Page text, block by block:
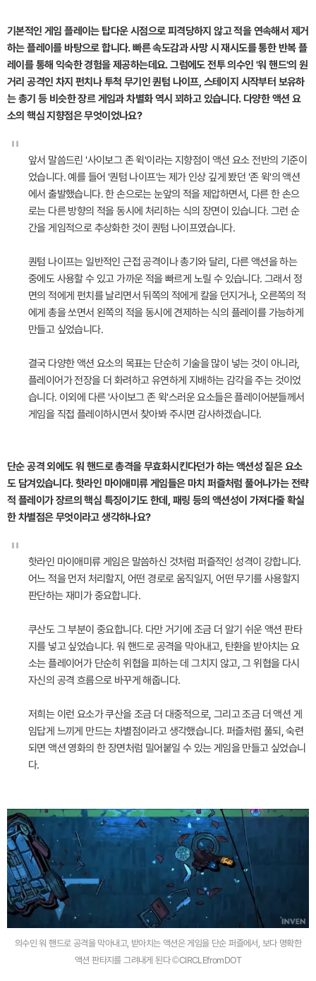
기본적인 게임 플레이는 탑다운 시점으로 피격당하지 않고 적을 연속해서 제거
하는 플레이를 바탕으로 합니다. 빠른 속도감과 사망 시 재시도를 통한 반복 플
레이를 통해 익숙한 경험을 제공하는데요. 그럼에도 전투 의수인 '워 핸드'의 원
거리 공격인 차지 펀치나 투척 무기인 퀀텀 나이프, 스테이지 시작부터 보유하
는 총기 등 비슷한 장르 게임과 차별화 역시 꾀하고 있습니다. 다양한 액션 요
소의 핵심 지향점은 무엇이었나요?
"
앞서 말씀드린 '사이보그 존 윅'이라는 지향점이 액션 요소 전반의 기준이
었습니다. 예를 들어 '퀀텀 나이프'는 제가 인상 깊게 봤던 '존 윅'의 액션
에서 출발했습니다. 한 손으로는 눈앞의 적을 제압하면서, 다른 한 손으
로는 다른 방향의 적을 동시에 처리하는 식의 장면이 있습니다. 그런 순
간을 게임적으로 추상화한 것이 퀀텀 나이프였습니다.
퀀텀 나이프는 일반적인 근접 공격이나 총기와 달리, 다른 액션을 하는
중에도 사용할 수 있고 가까운 적을 빠르게 노릴 수 있습니다. 그래서 정
면의 적에게 펀치를 날리면서 뒤쪽의 적에게 칼을 던지거나, 오른쪽의 적
에게 총을 쏘면서 왼쪽의 적을 동시에 견제하는 식의 플레이를 가능하게
만들고 싶었습니다.
결국 다양한 액션 요소의 목표는 단순히 기술을 많이 넣는 것이 아니라,
플레이어가 전장을 더 화려하고 유연하게 지배하는 감각을 주는 것이었
습니다. 이외에 다른 '사이보그 존 윅'스러운 요소들은 플레이어분들께서
게임을 직접 플레이하시면서 찾아봐 주시면 감사하겠습니다.
단순 공격 외에도 워 핸드로 총격을 무효화시킨다던가 하는 액션성 짙은 요소
도 담겨있습니다. 핫라인 마이애미류 게임들은 마치 퍼즐처럼 풀어나가는 전략
적 플레이가 장르의 핵심 특징이기도 한데, 패링 등의 액션성이 가져다줄 확실
한 차별점은 무엇이라고 생각하나요?
"
핫라인 마이애미류 게임은 말씀하신 것처럼 퍼즐적인 성격이 강합니다.
어느 적을 먼저 처리할지, 어떤 경로로 움직일지, 어떤 무기를 사용할지
판단하는 재미가 중요합니다.
쿠산도 그 부분이 중요합니다. 다만 거기에 조금 더 알기 쉬운 액션 판타
지를 넣고 싶었습니다. 워 핸드로 공격을 막아내고, 탄환을 받아치는 요
소는 플레이어가 단순히 위협을 피하는 데 그치지 않고, 그 위협을 다시
자신의 공격 흐름으로 바꾸게 해줍니다.
저희는 이런 요소가 쿠산을 조금 더 대중적으로, 그리고 조금 더 액션 게
임답게 느끼게 만드는 차별점이라고 생각했습니다. 퍼즐처럼 풀되, 숙련
되면 액션 영화의 한 장면처럼 밀어붙일 수 있는 게임을 만들고 싶었습니
다.
의수인 워 핸드로 공격을 막아내고, 받아치는 액션은 게임을 단순 퍼즐에서, 보다 명확한
액션 판타지를 그려내게 된다 ©CIRCLEfromDOT